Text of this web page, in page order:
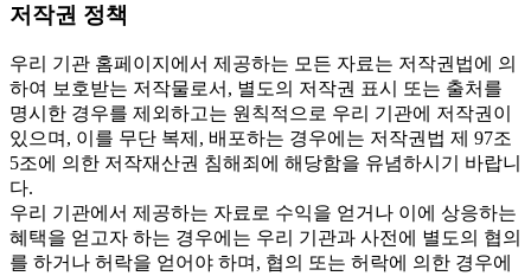
저작권 정책
우리 기관 홈페이지에서 제공하는 모든 자료는 저작권법에 의
하여 보호받는 저작물로서, 별도의 저작권 표시 또는 출처를
명시한 경우를 제외하고는 원칙적으로 우리 기관에 저작권이
있으며, 이를 무단 복제, 배포하는 경우에는 저작권법 제 97조
5조에 의한 저작재산권 침해죄에 해당함을 유념하시기 바랍니
다.
우리 기관에서 제공하는 자료로 수익을 얻거나 이에 상응하는
혜택을 얻고자 하는 경우에는 우리 기관과 사전에 별도의 협의
를 하거나 허락을 얻어야 하며, 협의 또는 허락에 의한 경우에